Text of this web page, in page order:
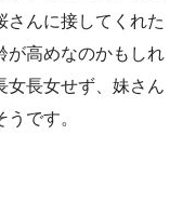
さんに接してくれた
が高めなのかもしれ
女長女せず、妹さん
です。